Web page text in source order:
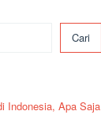
Cari
Indonesia, Apa Saja